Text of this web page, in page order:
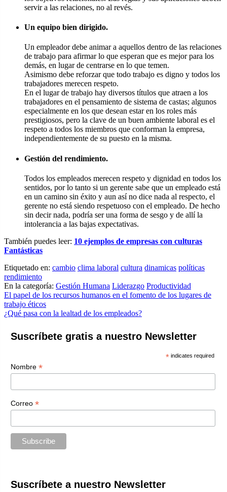
servir a las relaciones, no al revés.
Un equipo bien dirigido.
Un empleador debe animar a aquellos dentro de las relaciones
de trabajo para afirmar lo que esperan que es mejor para los
demás, en lugar de centrarse en lo que temen.
Asimismo debe reforzar que todo trabajo es digno y todos los
trabajadores merecen respeto.
En el lugar de trabajo hay diversos títulos que atraen a los
trabajadores en el pensamiento de sistema de castas; algunos
especialmente en los que desean estar en los roles más
prestigiosos, pero la clave de un buen ambiente laboral es el
respeto a todos los miembros que conforman la empresa,
independientemente de su puesto en la misma.
Gestión del rendimiento.
Todos los empleados merecen respeto y dignidad en todos los
sentidos, por lo tanto si un gerente sabe que un empleado está
en un camino sin éxito y aun así no dice nada al respecto, el
gerente no está siendo respetuoso con el empleado. De hecho
sin decir nada, podría ser una forma de sesgo y de allí la
intolerancia a las bajas expectativas.
También puedes leer: 10 ejemplos de empresas con culturas
Fantásticas
Etiquetado en: cambio clima laboral cultura dinamicas políticas
rendimiento
En la categoría: Gestión Humana Liderazgo Productividad
Navegación
de
El papel de los recursos humanos en el fomento de los lugares de
trabajo éticos
¿Qué pasa con la lealtad de los empleados?
Suscríbete gratis a nuestro Newsletter
* indicates required
Nombre *
Correo *
Suscríbete a nuestro Newsletter